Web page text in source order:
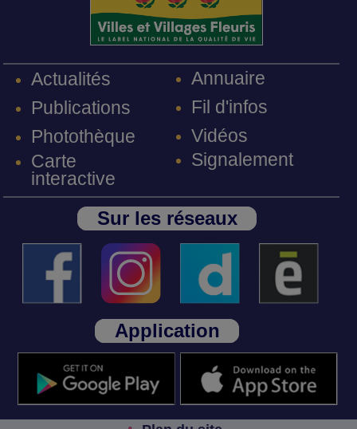
Actualités
Publications
Photothèque
Carte
interactive
Annuaire
Fil d'infos
Vidéos
Signalement
Sur les réseaux
Application